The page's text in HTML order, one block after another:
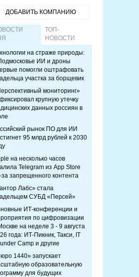
ДОБАВИТЬ КОМПАНИЮ
ТОП-
НОВОСТИ
на страже природы:
ИИ и дроны
помогли оштрафовать
участка за борщевик
мониторинг»
крупную утечку
данных россиян в
рынок ПО для ИИ
95 млрд рублей к 2030
на несколько часов
Telegram из App Store
за запрещенного контента
Лабс» стала
СУБД «Персей»
ИТ-конференции и
по цифровизации
на неделе 3 - 9 августа
года: ИТ-Пикник, Такси, IT
Camp и другие
1440» запускает
образовательную
для будущих